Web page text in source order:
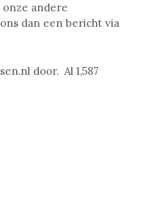
andere
dan een bericht via
door. Al 1,587